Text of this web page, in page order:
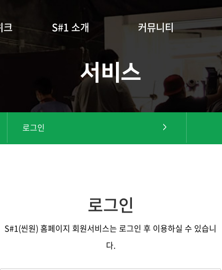
크 S#1 소개 커뮤니티
서비스
로그인
로그인
S#1(씬원) 홈페이지 회원서비스는 로그인 후 이용하실 수 있습니
다.